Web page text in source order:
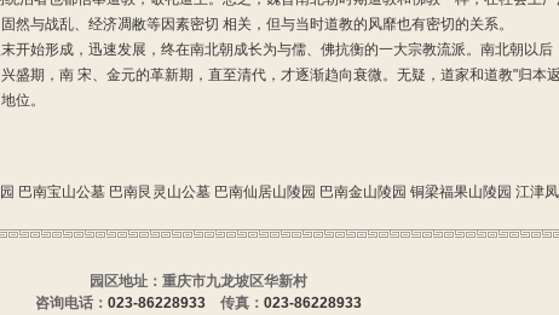
然与战乱、经济凋敝等因素密切 相关，但与当时道教的风靡也有密切的关系。
始形成，迅速发展，终在南北朝成长为与儒、佛抗衡的一大宗教流派。南北朝以后
盛期，南 宋、金元的革新期，直至清代，才逐渐趋向衰微。无疑，道家和道教"归本
位。
巴南宝山公墓 巴南艮灵山公墓 巴南仙居山陵园 巴南金山陵园 铜梁福果山陵园 江津
园区地址：重庆市九龙坡区华新村
咨询电话： 023-86228933 传真： 023-86228933